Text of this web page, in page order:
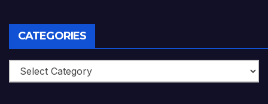
CATEGORIES
Categories